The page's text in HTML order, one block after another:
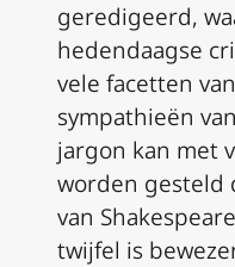
geredigeerd,
hedendaagse
vele facetten
sympathieën
jargon kan met
worden gesteld
van
twijfel is